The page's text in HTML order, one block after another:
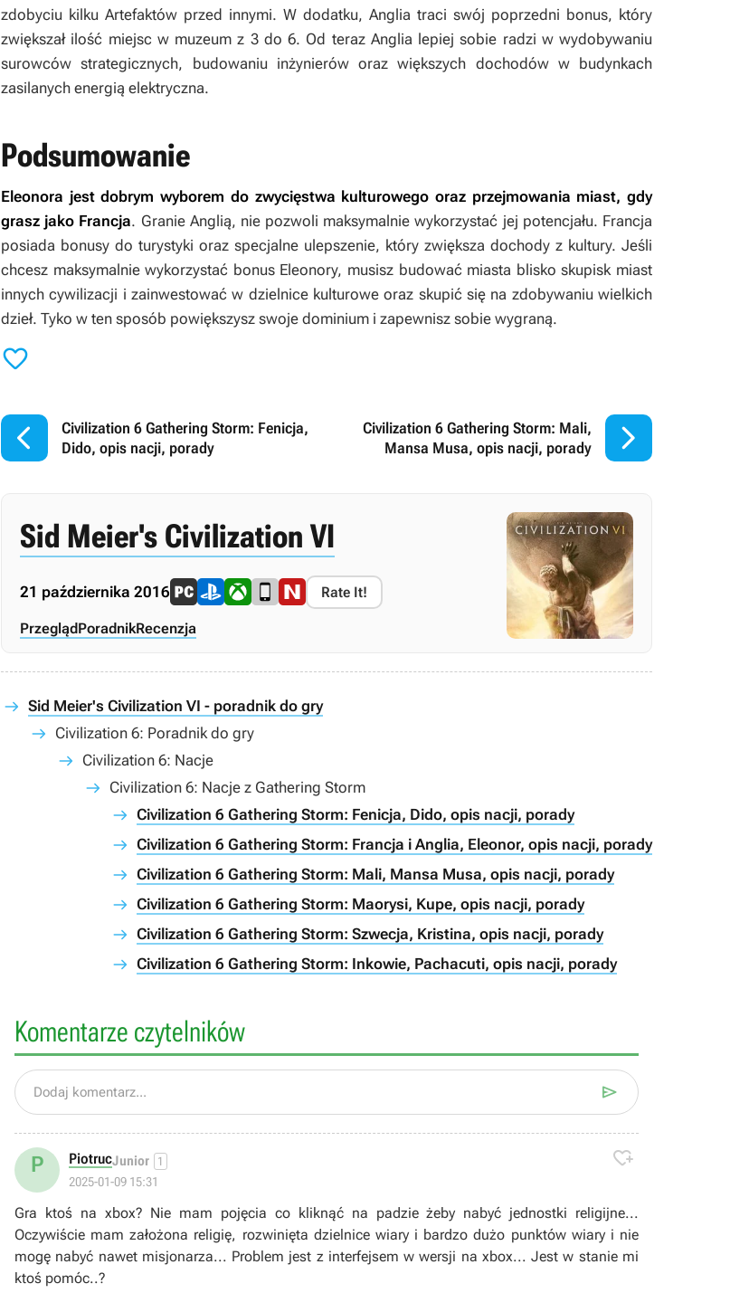
zdobyciu kilku Artefaktów przed innymi. W dodatku, Anglia traci swój poprzedni bonus, który
zwiększał ilość miejsc w muzeum z 3 do 6. Od teraz Anglia lepiej sobie radzi w wydobywaniu
surowców strategicznych, budowaniu inżynierów oraz większych dochodów w budynkach
zasilanych energią elektryczna.
Podsumowanie
Eleonora jest dobrym wyborem do zwycięstwa kulturowego oraz przejmowania miast, gdy
grasz jako Francja. Granie Anglią, nie pozwoli maksymalnie wykorzystać jej potencjału. Francja
posiada bonusy do turystyki oraz specjalne ulepszenie, który zwiększa dochody z kultury. Jeśli
chcesz maksymalnie wykorzystać bonus Eleonory, musisz budować miasta blisko skupisk miast
innych cywilizacji i zainwestować w dzielnice kulturowe oraz skupić się na zdobywaniu wielkich
dzieł. Tyko w ten sposób powiększysz swoje dominium i zapewnisz sobie wygraną.


Civilization 6 Gathering Storm: Fenicja,
Dido, opis nacji, porady
Civilization 6 Gathering Storm: Mali,
Mansa Musa, opis nacji, porady

Sid Meier's Civilization VI
21 października 2016 Rate It!
PrzeglądPoradnikRecenzja
Sid Meier's Civilization VI - poradnik do gry
Civilization 6: Poradnik do gry
Civilization 6: Nacje
Civilization 6: Nacje z Gathering Storm
Civilization 6 Gathering Storm: Fenicja, Dido, opis nacji, porady
Civilization 6 Gathering Storm: Francja i Anglia, Eleonor, opis nacji, porady
Civilization 6 Gathering Storm: Mali, Mansa Musa, opis nacji, porady
Civilization 6 Gathering Storm: Maorysi, Kupe, opis nacji, porady
Civilization 6 Gathering Storm: Szwecja, Kristina, opis nacji, porady
Civilization 6 Gathering Storm: Inkowie, Pachacuti, opis nacji, porady
Komentarze czytelników
Dodaj komentarz... 
P PiotrucJunior 1
2025-01-09 15:31

Gra ktoś na xbox? Nie mam pojęcia co kliknąć na padzie żeby nabyć jednostki religijne...
Oczywiście mam założona religię, rozwinięta dzielnice wiary i bardzo dużo punktów wiary i nie
mogę nabyć nawet misjonarza... Problem jest z interfejsem w wersji na xbox... Jest w stanie mi
ktoś pomóc..?